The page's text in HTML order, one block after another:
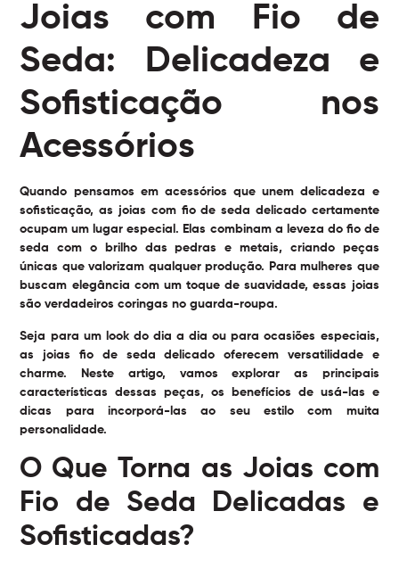
Joias com Fio de
Seda: Delicadeza e
Sofisticação nos
Acessórios
Quando pensamos em acessórios que unem delicadeza e
sofisticação, as joias com fio de seda delicado certamente
ocupam um lugar especial. Elas combinam a leveza do fio de
seda com o brilho das pedras e metais, criando peças
únicas que valorizam qualquer produção. Para mulheres que
buscam elegância com um toque de suavidade, essas joias
são verdadeiros coringas no guarda-roupa.
Seja para um look do dia a dia ou para ocasiões especiais,
as joias fio de seda delicado oferecem versatilidade e
charme. Neste artigo, vamos explorar as principais
características dessas peças, os benefícios de usá-las e
dicas para incorporá-las ao seu estilo com muita
personalidade.
O Que Torna as Joias com
Fio de Seda Delicadas e
Sofisticadas?